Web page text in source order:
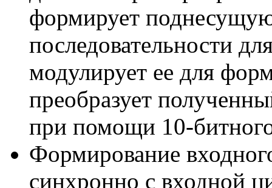
формирует
последовательности
модулирует ее для
преобразует
при помощи 10-
Формирование
синхронно с входной